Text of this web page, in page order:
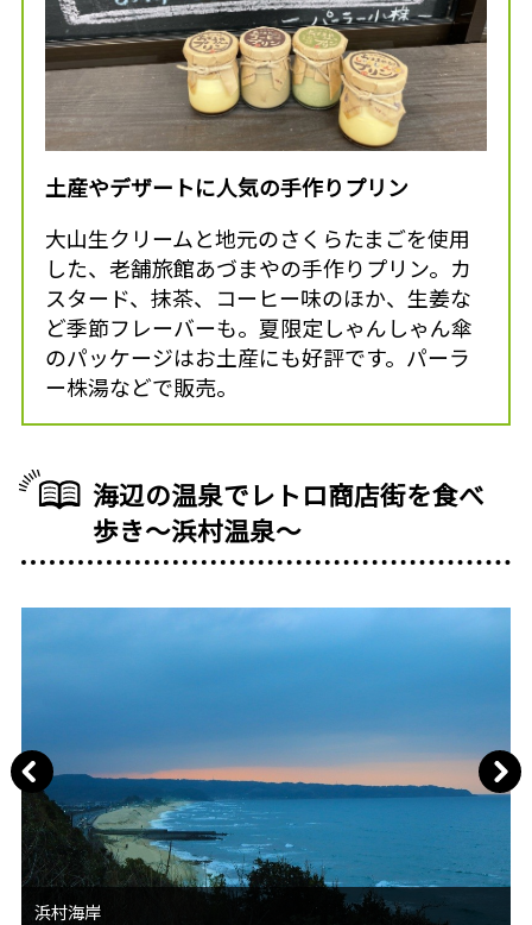
土産やデザートに人気の手作りプリン
大山生クリームと地元のさくらたまごを使用
した、老舗旅館あづまやの手作りプリン。カ
スタード、抹茶、コーヒー味のほか、生姜な
ど季節フレーバーも。夏限定しゃんしゃん傘
のパッケージはお土産にも好評です。パーラ
ー株湯などで販売。
海辺の温泉でレトロ商店街を食べ
歩き〜浜村温泉〜